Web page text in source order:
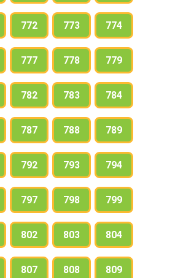
772 773 774
777 778 779
782 783 784
787 788 789
792 793 794
797 798 799
802 803 804
807 808 809